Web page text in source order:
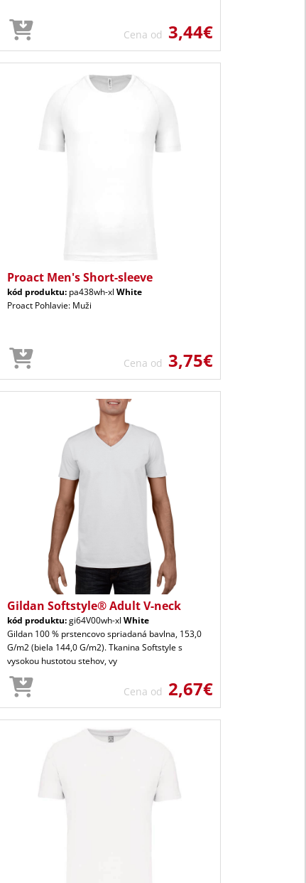
Cena od 3,44€
Proact Men's Short-sleeve
kód produktu: pa438wh-xl White
Proact Pohlavie: Muži
Cena od 3,75€
Gildan Softstyle® Adult V-neck
kód produktu:gi64V00wh-xl White
Gildan 100 % prstencovo spriadaná bavlna, 153,0
G/m2 (biela 144,0 G/m2). Tkanina Softstyle s
vysokou hustotou stehov, vy
Cena od 2,67€